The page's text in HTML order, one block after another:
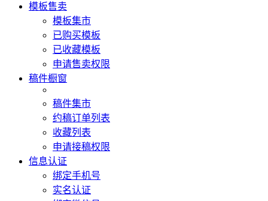
模板售卖
模板集市
已购买模板
已收藏模板
申请售卖权限
稿件橱窗
稿件集市
约稿订单列表
收藏列表
申请接稿权限
信息认证
绑定手机号
实名认证